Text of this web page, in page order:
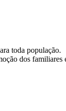
toda população.
dos familiares